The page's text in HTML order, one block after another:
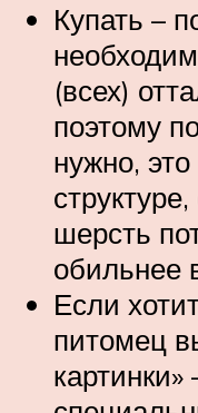
Купать –
(всех)
поэтому
нужно,
шерсть
обильнее
Если
питомец
картинки»